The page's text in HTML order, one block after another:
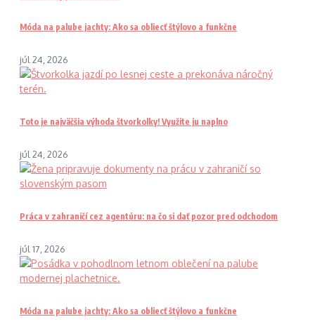
Móda na palube jachty: Ako sa obliecť štýlovo a funkčne
júl 24, 2026
Toto je najväčšia výhoda štvorkolky! Využite ju naplno
júl 24, 2026
Práca v zahraničí cez agentúru: na čo si dať pozor pred odchodom
júl 17, 2026
Móda na palube jachty: Ako sa obliecť štýlovo a funkčne